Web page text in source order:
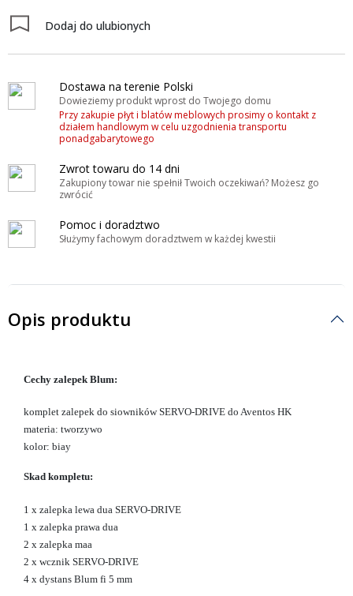
Dodaj do ulubionych
Dostawa na terenie Polski
Dowieziemy produkt wprost do Twojego domu
Przy zakupie płyt i blatów meblowych prosimy o kontakt z
działem handlowym w celu uzgodnienia transportu
ponadgabarytowego
Zwrot towaru do 14 dni
Zakupiony towar nie spełnił Twoich oczekiwań? Możesz go
zwrócić
Pomoc i doradztwo
Służymy fachowym doradztwem w każdej kwestii
Opis produktu
Cechy zalepek Blum:
komplet zalepek do siowników SERVO-DRIVE do Aventos HK
materia: tworzywo
kolor: biay
Skad kompletu:
1 x zalepka lewa dua SERVO-DRIVE
1 x zalepka prawa dua
2 x zalepka maa
2 x wcznik SERVO-DRIVE
4 x dystans Blum fi 5 mm